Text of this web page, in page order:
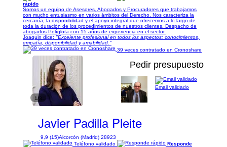
rápido
Somos un equipo de Asesores, Abogados y Procuradores que trabajamos
con mucho entusiasmo en varios ámbitos del Derecho. Nos caracteriza la
cercanía, la disponibilidad y el apoyo integral que ofrecemos a lo largo de
toda la duración de los procedimientos de nuestros clientes. Despacho de
abogados Políglota con 15 años de experiencia en el sector.
Joaquin dice: "Excelente profesional en todos los aspectos: conocimientos,
empatía, disponibilidad y amabilidad."
39 veces contratado en Cronoshare
1/3
Pedir presupuesto
Javier Padilla Pleite
9,9 (15)Alcorcón (Madrid) 28923
Email validado
Teléfono validado
Responde